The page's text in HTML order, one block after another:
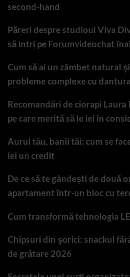
second-hand
Păreri despre studioul Viva
să intri pe Forumvideochat
Cum să ai un zâmbet natural
probleme complexe cu dantura
Recomandări de ciorapi
pe care merită să le iei în
Aurul tău, banii tăi: cum se
iei un credit
De ce să te gândești de două
apartament într-un bloc cu
Cum transformă tehnologia
Chipsuri din șorici: snackul
de grătare 2026